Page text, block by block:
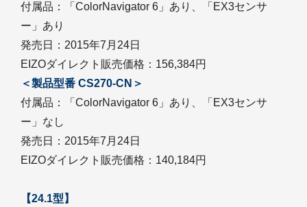
付属品：「ColorNavigator 6」あり、「EX3センサ
ー」あり
発売日：2015年7月24日
EIZOダイレクト販売価格：156,384円
＜製品型番 CS270-CN＞
付属品：「ColorNavigator 6」あり、「EX3センサ
ー」なし
発売日：2015年7月24日
EIZOダイレクト販売価格：140,184円
【24.1型】